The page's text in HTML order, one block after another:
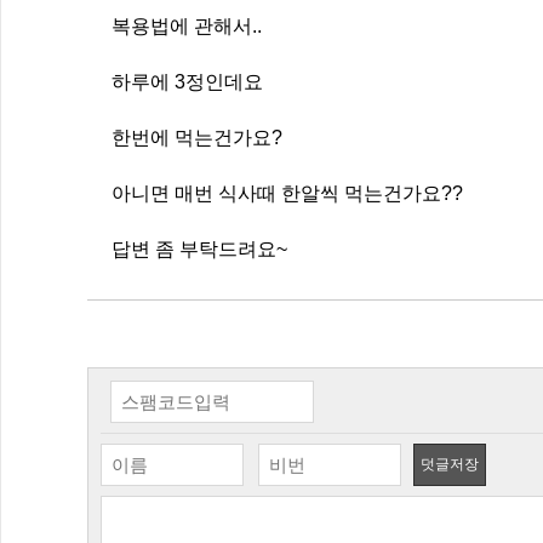
복용법에 관해서..
하루에 3정인데요
한번에 먹는건가요?
아니면 매번 식사때 한알씩 먹는건가요??
답변 좀 부탁드려요~
덧글저장